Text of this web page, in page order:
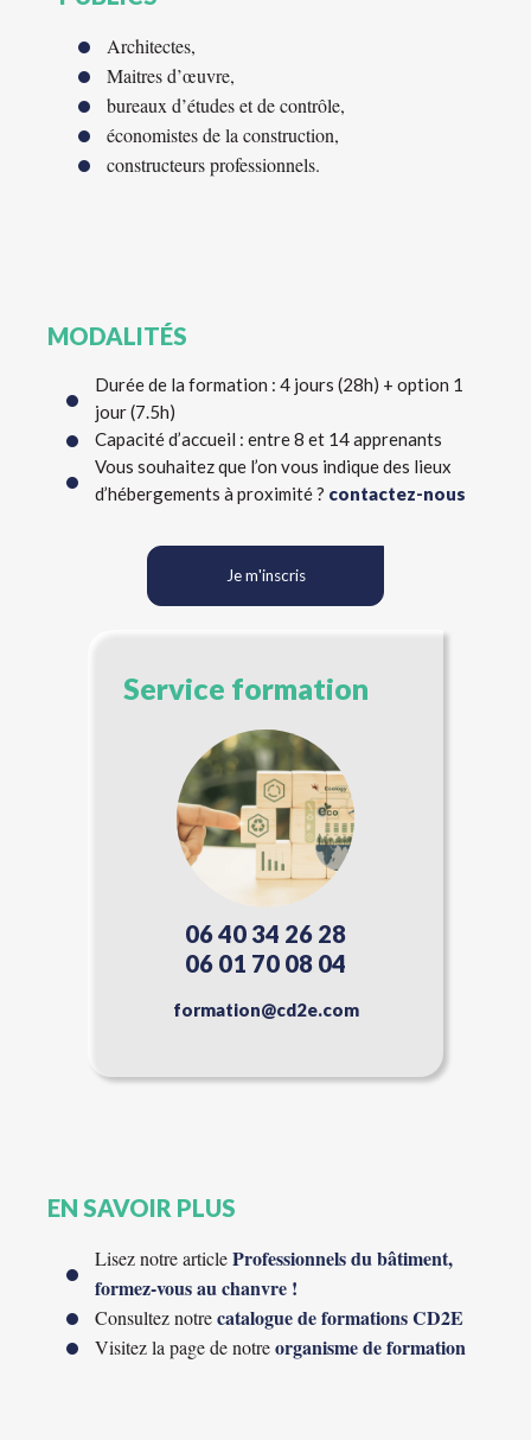
Architectes,
Maitres d’œuvre,
bureaux d’études et de contrôle,
économistes de la construction,
constructeurs professionnels.
MODALITÉS
Durée de la formation : 4 jours (28h) + option 1
jour (7.5h)
Capacité d’accueil : entre 8 et 14 apprenants
Vous souhaitez que l’on vous indique des lieux
d’hébergements à proximité ? contactez-nous
Je m'inscris
Service formation
06 40 34 26 28
06 01 70 08 04
formation@cd2e.com
EN SAVOIR PLUS
Lisez notre articleProfessionnels du bâtiment,
formez-vous au chanvre !
Consultez notrecatalogue de formations CD2E
Visitez la page de notreorganisme de formation